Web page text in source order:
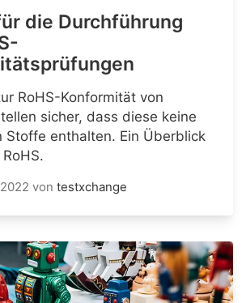
die Durchführung
RoHS-Konformität von
sicher, dass diese keine
Stoffe enthalten. Ein Überblick
von testxchange